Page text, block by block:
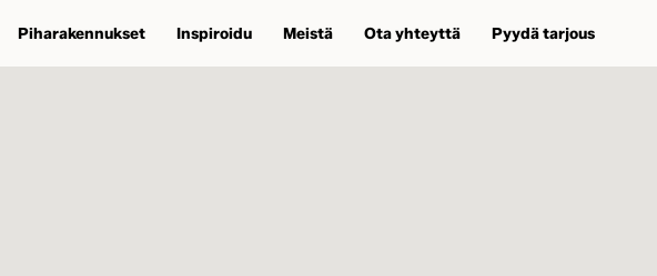
Piharakennukset Inspiroidu Meistä Ota yhteyttä Pyydä tarjous